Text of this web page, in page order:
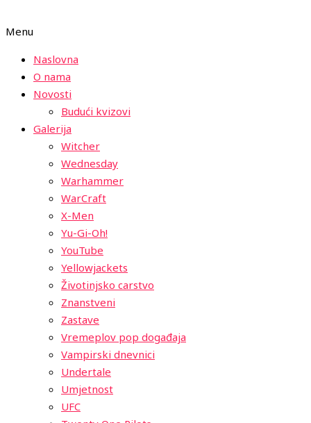
Menu
Naslovna
O nama
Novosti
Budući kvizovi
Galerija
Witcher
Wednesday
Warhammer
WarCraft
X-Men
Yu-Gi-Oh!
YouTube
Yellowjackets
Životinjsko carstvo
Znanstveni
Zastave
Vremeplov pop događaja
Vampirski dnevnici
Undertale
Umjetnost
UFC